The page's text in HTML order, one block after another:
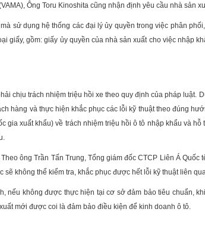
Ông Toru Kinoshita cũng nhận định yêu cầu nhà
sử dụng hệ thống các đại lý ủy quyền trong việc phân
giấy, gồm: giấy ủy quyền của nhà sản xuất cho việc
chịu trách nhiệm triệu hồi xe theo quy định của pháp
hàng và thực hiện khắc phục các lỗi kỹ thuật theo đúng
gia xuất khẩu) về trách nhiệm triệu hồi ô tô nhập khẩu và
ông Trần Tấn Trung, Tổng giám đốc CTCP Liên Á
không thể kiểm tra, khắc phục được hết lỗi kỹ thuật liên
nếu không được thực hiện tại cơ sở đảm bảo tiêu chuẩn,
mới được coi là đảm bảo điều kiện để kinh doanh ô tô.